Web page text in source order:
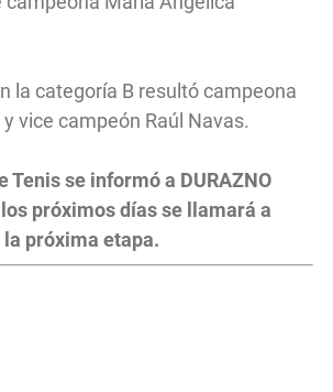
la categoría B resultó campeona
vice campeón Raúl Navas.
Tenis se informó a DURAZNO
los próximos días se llamará a
próxima etapa.